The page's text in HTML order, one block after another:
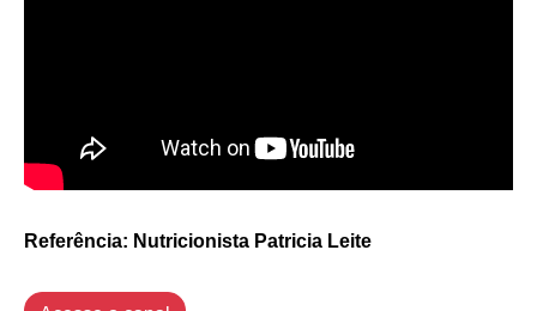
Referência: Nutricionista Patricia Leite